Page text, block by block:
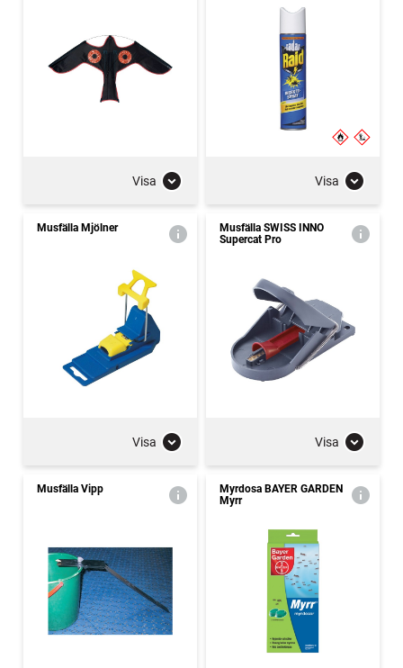
Visa Visa
Musfälla Mjölner
Visa
Musfälla SWISS INNO
Supercat Pro
Visa
Musfälla Vipp
Myrdosa BAYER GARDEN
Myrr